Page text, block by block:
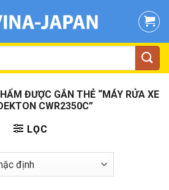
ĐƯỢC GẮN THẺ “MÁY RỬA XE
CWR2350C”
LỌC